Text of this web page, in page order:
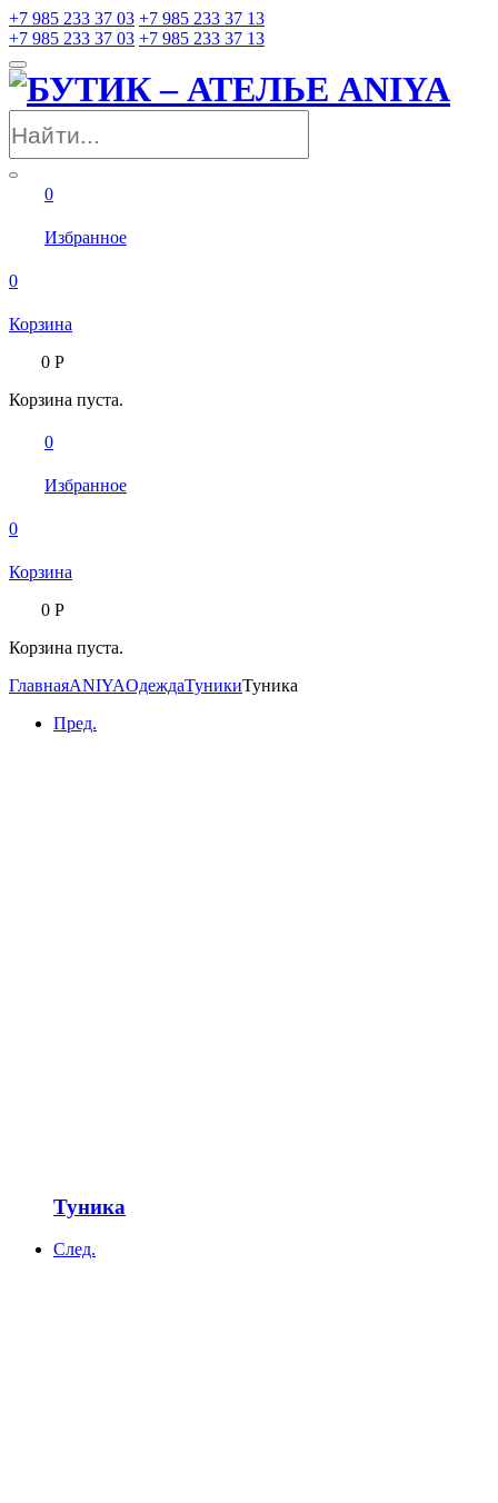
+7 985 233 37 03 +7 985 233 37 13
+7 985 233 37 03 +7 985 233 37 13
0
Избранное
0
Корзина
0Р
Корзина пуста.
0
Избранное
0
Корзина
0Р
Корзина пуста.
ГлавнаяANIYAОдеждаТуникиТуника
Пред.
Туника
След.